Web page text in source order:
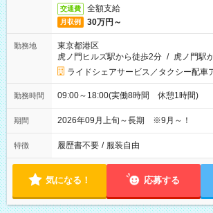
交通費 全額支給
月収例 30万円～
勤務地
東京都港区
虎ノ門ヒルズ駅から徒歩2分 / 虎ノ門駅
ライドシェアサービス／タクシー配車
勤務時間 09:00～18:00(実働8時間 休憩1時間)
期間 2026年09月上旬～長期 ※9月～！
特徴 履歴書不要 / 服装自由
気になる！ 応募する